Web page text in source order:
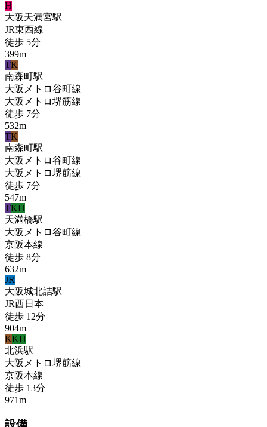
H
大阪天満宮駅
JR東西線
徒歩 5分
399m
TK
南森町駅
大阪メトロ谷町線
大阪メトロ堺筋線
徒歩 7分
532m
TK
南森町駅
大阪メトロ谷町線
大阪メトロ堺筋線
徒歩 7分
547m
TKH
天満橋駅
大阪メトロ谷町線
京阪本線
徒歩 8分
632m
JR
大阪城北詰駅
JR西日本
徒歩 12分
904m
KKH
北浜駅
大阪メトロ堺筋線
京阪本線
徒歩 13分
971m
設備